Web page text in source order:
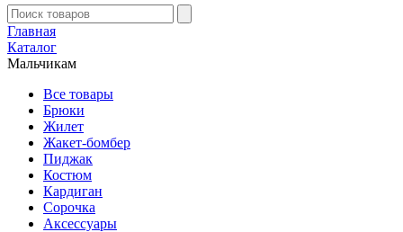
Главная
Каталог
Мальчикам
Все товары
Брюки
Жилет
Жакет-бомбер
Пиджак
Костюм
Кардиган
Сорочка
Аксессуары